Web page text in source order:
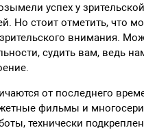
успех у
Но стоит отметить, что
внимания.
судить вам, ведь
от последнего
фильмы и
технически